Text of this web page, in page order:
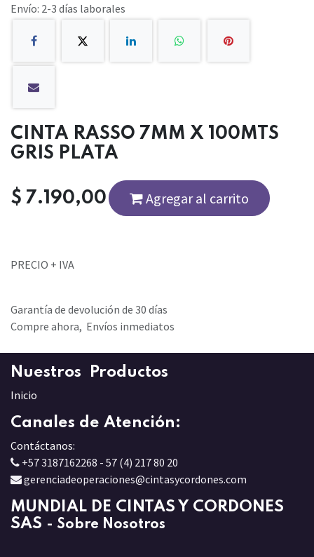
Envío: 2-3 días laborales
CINTA RASSO 7MM X 100MTS
GRIS PLATA
$ 7.190,00 Agregar al carrito
PRECIO + IVA
Garantía de devolución de 30 días
Compre ahora, Envíos inmediatos
Nuestros Productos
Inicio
Canales de Atención:
Contáctanos:
+57 3187162268 - 57 (4) 217 80 20
gerenciadeoperaciones@cintasycordones.com
MUNDIAL DE CINTAS Y CORDONES
SAS - Sobre Nosotros